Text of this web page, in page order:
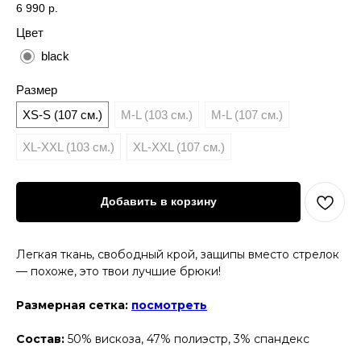
6 990 р.
Цвет
black
Размер
XS-S (107 см.)
M-L (103 см.) M-L (107 см.)
XL-XXL (103 см.) XL-XXL (107 см.)
Добавить в корзину
Легкая ткань, свободный крой, защипы вместо стрелок
— похоже, это твои лучшие брюки!
Размерная сетка: посмотреть
Состав: 50% вискоза, 47% полиэстр, 3% спандекс